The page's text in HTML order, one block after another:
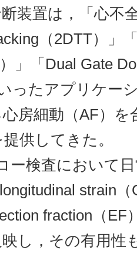
装置は，「心不
（2DTT）」
」「Dual Gate
ったアプリケー
房細動（AF）を
供してきた。
ー検査において
strain
fraction（EF
し，その有用性